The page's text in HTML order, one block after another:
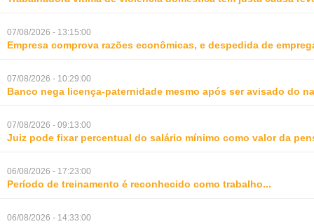
07/08/2026 - 13:15:00
Empresa comprova razões econômicas, e despedida de
07/08/2026 - 10:29:00
Banco nega licença-paternidade mesmo após ser avisado do
07/08/2026 - 09:13:00
Juiz pode fixar percentual do salário mínimo como valor da
06/08/2026 - 17:23:00
Período de treinamento é reconhecido como trabalho...
06/08/2026 - 14:33:00